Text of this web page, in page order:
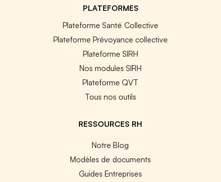
PLATEFORMES
Plateforme Santé Collective
Plateforme Prévoyance collective
Plateforme SIRH
Nos modules SIRH
Plateforme QVT
Tous nos outils
RESSOURCES RH
Notre Blog
Modèles de documents
Guides Entreprises